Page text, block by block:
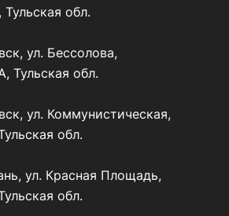
обл.
ул. Бессолова,
Тульская обл.
ул. Коммунистическая,
обл.
ул. Красная Площадь,
обл.